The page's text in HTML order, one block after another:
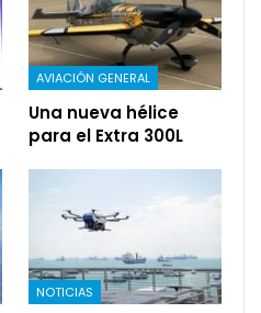
AVIACIÓN GENERAL
Una nueva hélice
para el Extra 300L
NOTICIAS